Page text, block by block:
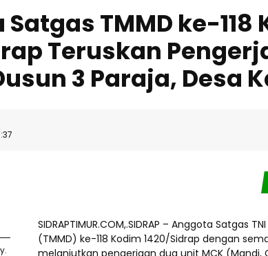
TMMD ke-118
Teruskan
3 Paraja, Desa
SIDRAPTIMUR.COM,.SIDRAP – Anggota Satgas
(TMMD) ke-118 Kodim 1420/Sidrap dengan
melanjutkan pengerjaan dua unit MCK (Mandi,